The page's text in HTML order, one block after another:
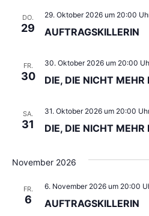
DO.
29 AUFTRAGSKILLERIN
29. Oktober 2026 um 20:00
FR.
30 DIE, DIE NICHT MEHR
30. Oktober 2026 um 20:00
SA.
31 DIE, DIE NICHT MEHR
31. Oktober 2026 um 20:00
November 2026
FR.
6 AUFTRAGSKILLERIN
6. November 2026 um 20:00